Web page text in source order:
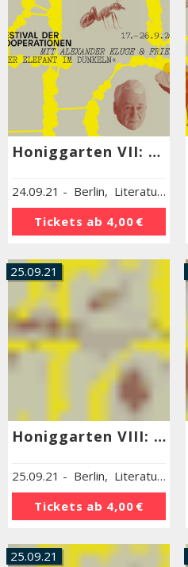
Honiggarten VII: Frische Luft bei zunehmender Hitze
24.09.21 - Berlin, Literaturhaus Berlin
Tickets ab 4,00 €
25.09.21
Honiggarten VIII: Future imagination and technologies to restore the climate
25.09.21 - Berlin, Literaturhaus Berlin
Tickets ab 4,00 €
25.09.21